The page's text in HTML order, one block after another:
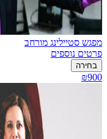
מפגש סטיילינג מורחב
פרטים נוספים
בחירה
₪900